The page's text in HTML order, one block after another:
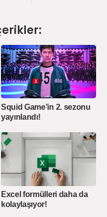
Squid Game’in 2. sezonu
yayınlandı!
Excel formülleri daha da
kolaylaşıyor!